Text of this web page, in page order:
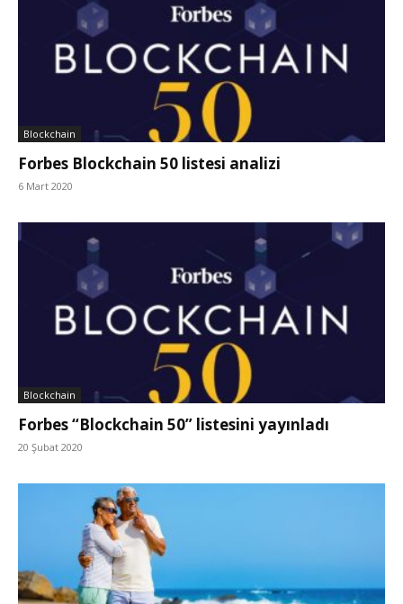
Blockchain
Forbes Blockchain 50 listesi analizi
6 Mart 2020
Blockchain
Forbes “Blockchain 50” listesini yayınladı
20 Şubat 2020